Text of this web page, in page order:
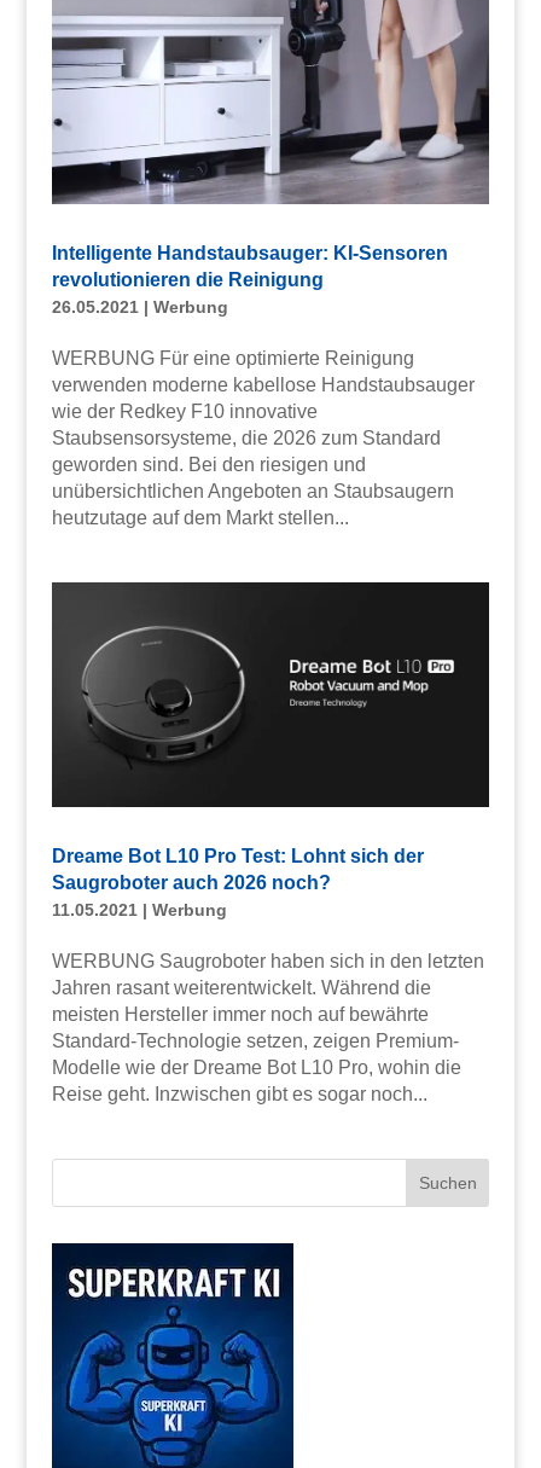
Intelligente Handstaubsauger: KI-Sensoren
revolutionieren die Reinigung
26.05.2021| Werbung
WERBUNG Für eine optimierte Reinigung
verwenden moderne kabellose Handstaubsauger
wie der Redkey F10 innovative
Staubsensorsysteme, die 2026 zum Standard
geworden sind. Bei den riesigen und
unübersichtlichen Angeboten an Staubsaugern
heutzutage auf dem Markt stellen...
Dreame Bot L10 Pro Test: Lohnt sich der
Saugroboter auch 2026 noch?
11.05.2021| Werbung
WERBUNG Saugroboter haben sich in den letzten
Jahren rasant weiterentwickelt. Während die
meisten Hersteller immer noch auf bewährte
Standard-Technologie setzen, zeigen Premium-
Modelle wie der Dreame Bot L10 Pro, wohin die
Reise geht. Inzwischen gibt es sogar noch...